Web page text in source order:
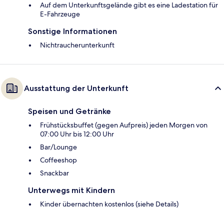
Auf dem Unterkunftsgelände gibt es eine Ladestation für
E-Fahrzeuge
Sonstige Informationen
Nichtraucherunterkunft
Ausstattung der Unterkunft
Speisen und Getränke
Frühstücksbuffet (gegen Aufpreis) jeden Morgen von
07:00 Uhr bis 12:00 Uhr
Bar/Lounge
Coffeeshop
Snackbar
Unterwegs mit Kindern
Kinder übernachten kostenlos (siehe Details)